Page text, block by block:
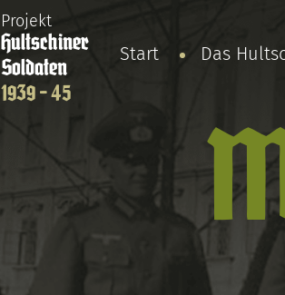
Projekt
Hultschiner
Soldaten
1939 - 45
Start Das